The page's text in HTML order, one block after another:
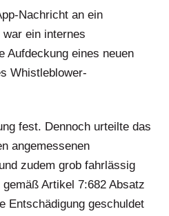
Nachricht an ein
ein internes
Aufdeckung eines neuen
Whistleblower-
fest. Dennoch urteilte das
angemessenen
zudem grob fahrlässig
Artikel 7:682 Absatz
Entschädigung geschuldet